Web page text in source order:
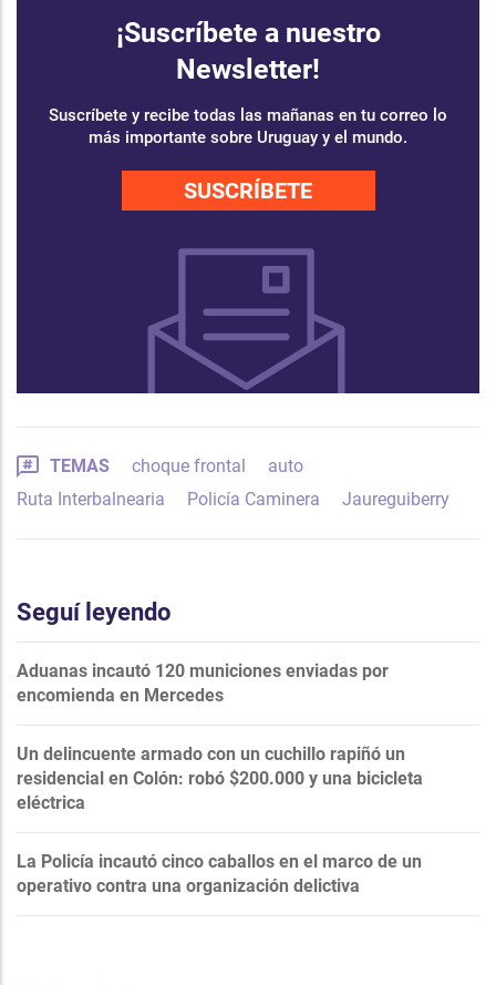
¡Suscríbete a nuestro
Newsletter!
Suscríbete y recibe todas las mañanas en tu correo lo
más importante sobre Uruguay y el mundo.
SUSCRÍBETE
TEMAS choque frontal
auto
Ruta Interbalnearia
Policía Caminera Jaureguiberry
Seguí leyendo
Aduanas incautó 120 municiones enviadas por
encomienda en Mercedes
Un delincuente armado con un cuchillo rapiñó un
residencial en Colón: robó $200.000 y una bicicleta
eléctrica
La Policía incautó cinco caballos en el marco de un
operativo contra una organización delictiva